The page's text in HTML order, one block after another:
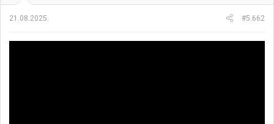
21.08.2025. #5.662